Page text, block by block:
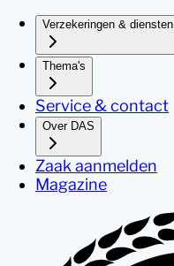
Verzekeringen & diensten
Thema's
Service & contact
Over DAS
Zaak aanmelden
Magazine